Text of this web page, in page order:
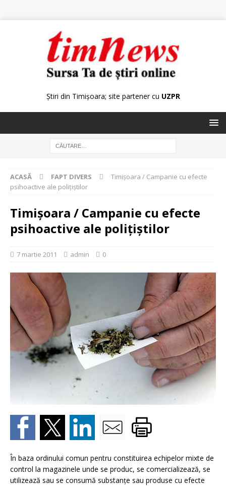
Știri din Timișoara; site partener cu UZPR
ACASĂ FAPT DIVERS
Timişoara / Campanie cu efecte
psihoactive ale poliţiştilor
Timişoara / Campanie cu efecte
psihoactive ale poliţiştilor
7 martie 2011 admin 0
În baza ordinului comun pentru constituirea echipelor mixte de
control la magazinele unde se produc, se comercializează, se
utilizează sau se consumă substanţe sau produse cu efecte